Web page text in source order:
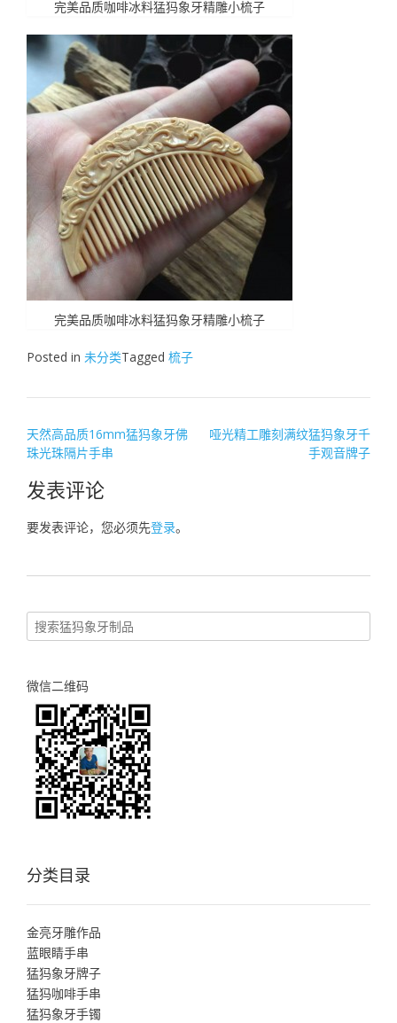
完美品质咖啡冰料猛犸象牙精雕小梳子
完美品质咖啡冰料猛犸象牙精雕小梳子
Posted in 未分类Tagged 梳子
文
章
导
天然高品质16mm猛犸象牙佛
珠光珠隔片手串
哑光精工雕刻满纹猛犸象牙千
手观音牌子
发表评论
要发表评论，您必须先登录。
微信二维码
分类目录
金亮牙雕作品
蓝眼睛手串
猛犸象牙牌子
猛犸咖啡手串
猛犸象牙手镯